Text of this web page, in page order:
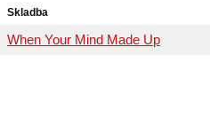
Skladba
When Your Mind Made Up